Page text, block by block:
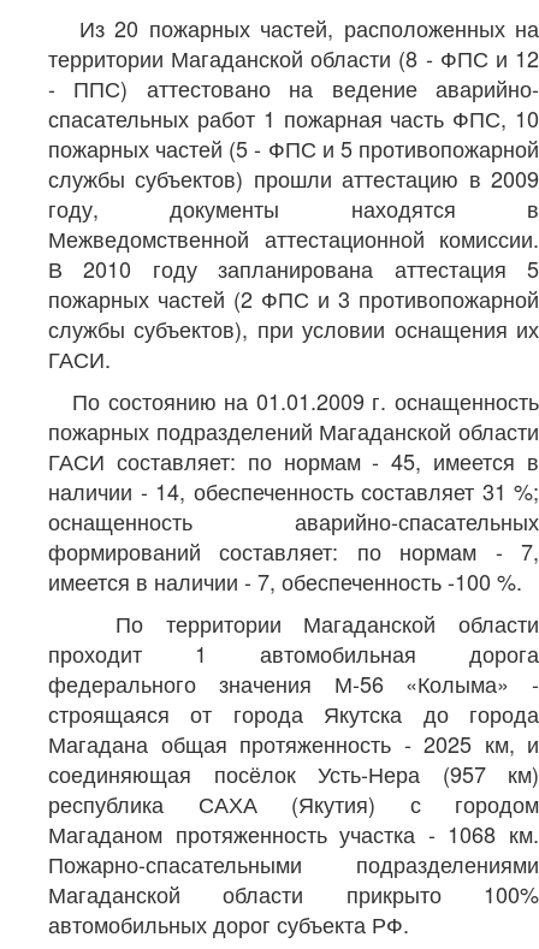
Из 20 пожарных частей, расположенных на
территории Магаданской области (8 - ФПС и 12
- ППС) аттестовано на ведение аварийно-
спасательных работ 1 пожарная часть ФПС, 10
пожарных частей (5 - ФПС и 5 противопожарной
службы субъектов) прошли аттестацию в 2009
году, документы находятся в
Межведомственной аттестационной комиссии.
В 2010 году запланирована аттестация 5
пожарных частей (2 ФПС и 3 противопожарной
службы субъектов), при условии оснащения их
ГАСИ.
По состоянию на 01.01.2009 г. оснащенность
пожарных подразделений Магаданской области
ГАСИ составляет: по нормам - 45, имеется в
наличии - 14, обеспеченность составляет 31 %;
оснащенность аварийно-спасательных
формирований составляет: по нормам - 7,
имеется в наличии - 7, обеспеченность -100 %.
По территории Магаданской области
проходит 1 автомобильная дорога
федерального значения М-56 «Колыма» -
строящаяся от города Якутска до города
Магадана общая протяженность - 2025 км, и
соединяющая посёлок Усть-Нера (957 км)
республика САХА (Якутия) с городом
Магаданом протяженность участка - 1068 км.
Пожарно-спасательными подразделениями
Магаданской области прикрыто 100%
автомобильных дорог субъекта РФ.